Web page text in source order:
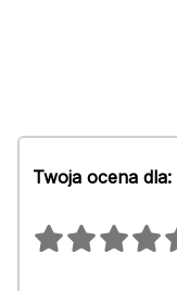
Twoja ocena dla: